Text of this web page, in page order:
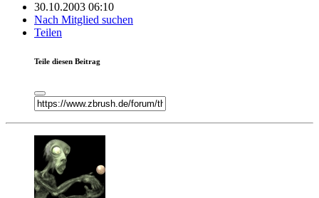
30.10.2003 06:10
Nach Mitglied suchen
Teilen
Teile diesen Beitrag